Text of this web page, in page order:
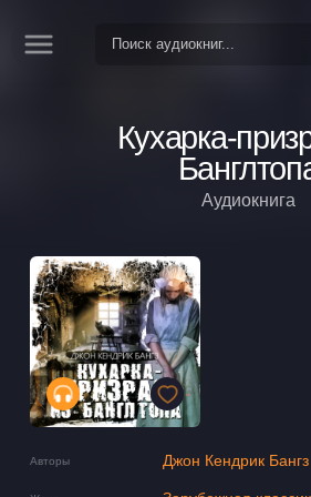
Кухарка-
Аудиокнига
Авторы Джон Кендрик Бангз